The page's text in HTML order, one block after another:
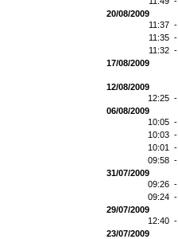
20/08/2009
11:37 -
11:35 -
11:32 -
17/08/2009
12/08/2009
12:25 -
06/08/2009
10:05 -
10:03 -
10:01 -
09:58 -
31/07/2009
09:26 -
09:24 -
29/07/2009
12:40 -
23/07/2009